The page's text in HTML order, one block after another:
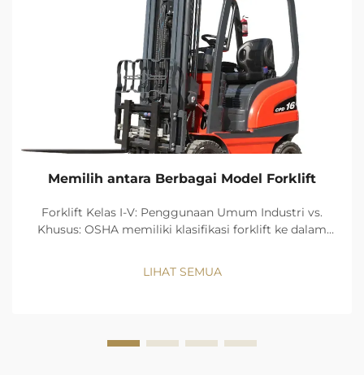
Memilih antara Berbagai Model Forklift
Forklift Kelas I-V: Penggunaan Umum Industri vs.
Khusus: OSHA memiliki klasifikasi forklift ke dalam
membuat Kelas I (truk pengendara listrik)...
LIHAT SEMUA